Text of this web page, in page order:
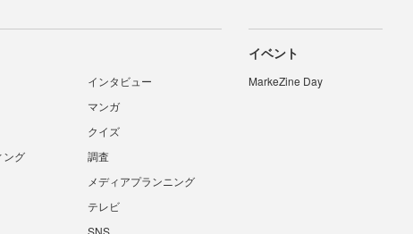
インタビュー
マンガ
クイズ
ング
調査
メディアプランニング
テレビ
SNS
イベント
MarkeZine Day